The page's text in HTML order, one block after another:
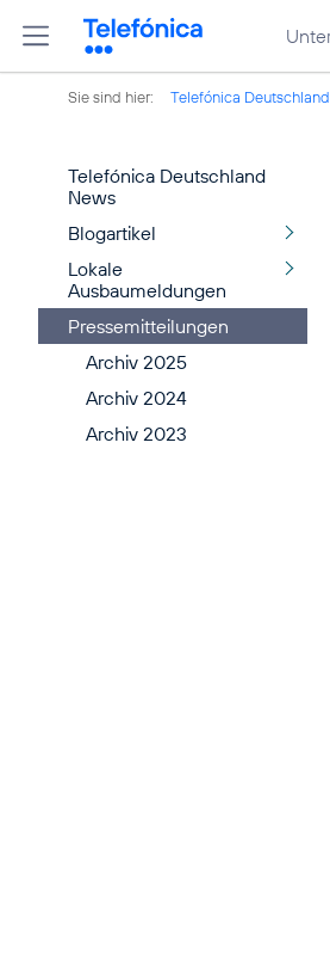
Sie sind hier: Telefónica Deutschland
Telefónica Deutschland
News
Blogartikel
Lokale
Ausbaumeldungen
Pressemitteilungen
Archiv 2025
Archiv 2024
Archiv 2023